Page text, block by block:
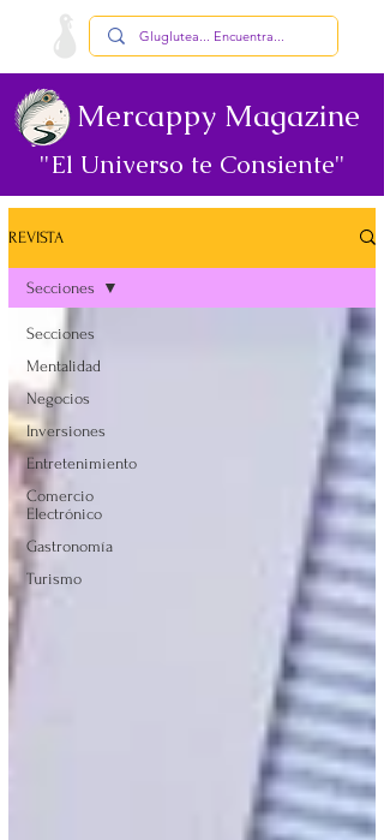
Mercappy Magazine
"El Universo te Consiente"
REVISTA
Secciones
Mentalidad
Negocios
Inversiones
Entretenimiento
Comercio
Electrónico
Gastronomía
Turismo
Secciones